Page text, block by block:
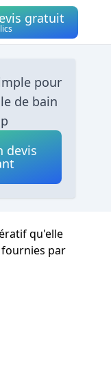
gratuit
pour
de bain
devis
qu'elle
fournies par